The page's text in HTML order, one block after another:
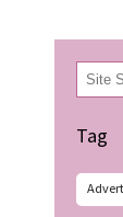
検
索
Tag